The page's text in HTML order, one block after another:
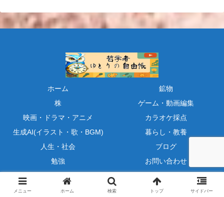
ホーム
鉱物
株
ゲーム・動画編集
映画・ドラマ・アニメ
カラオケ採点
生成AI(イラスト・歌・BGM)
暮らし・教養
人生・社会
ブログ
勉強
お問い合わせ
プライバシーポリシー
Copyright © 2021-2026 哲学者：ゆとりの自由帳 All Rights
メニュー ホーム 検索 トップ サイドバー